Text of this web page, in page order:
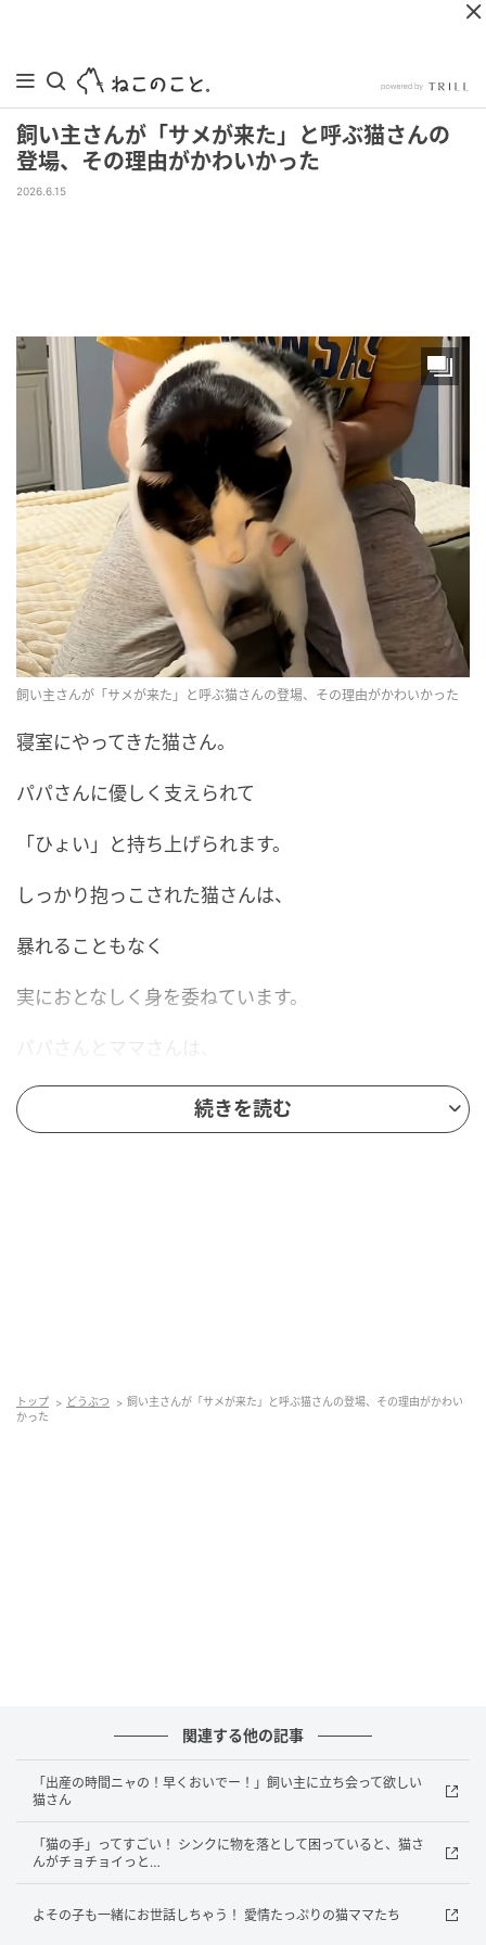
飼い主さんが「サメが来た」と呼ぶ猫さんの
登場、その理由がかわいかった
2026.6.15
飼い主さんが「サメが来た」と呼ぶ猫さんの登場、その理由がかわいかった
寝室にやってきた猫さん。
パパさんに優しく支えられて
「ひょい」と持ち上げられます。
しっかり抱っこされた猫さんは、
暴れることもなく
実におとなしく身を委ねています。
パパさんとママさんは、
このおやすみ前の抱っこ移動を
ぴんと立った尻尾だけが
可愛いかわいい尻尾！
ぴんと伸びた尻尾は、ご機嫌な証拠です。
サメみたいで、でも甘えん坊。
そんな可愛い迫り方をする猫さんを、
続きを読む
トップ どうぶつ
飼い主さんが「サメが来た」と呼ぶ猫さんの登場、その理由がかわい
かった
関連する他の記事
「出産の時間ニャの！早くおいでー！」飼い主に立ち会って欲しい
猫さん
「猫の手」ってすごい！ シンクに物を落として困っていると、猫さ
んがチョチョイっと…
よその子も一緒にお世話しちゃう！ 愛情たっぷりの猫ママたち